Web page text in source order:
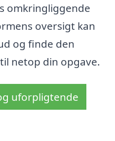
omkringliggende
oversigt kan
og finde den
netop din opgave.
uforpligtende